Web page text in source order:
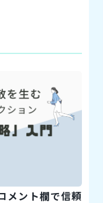
メント欄で信頼